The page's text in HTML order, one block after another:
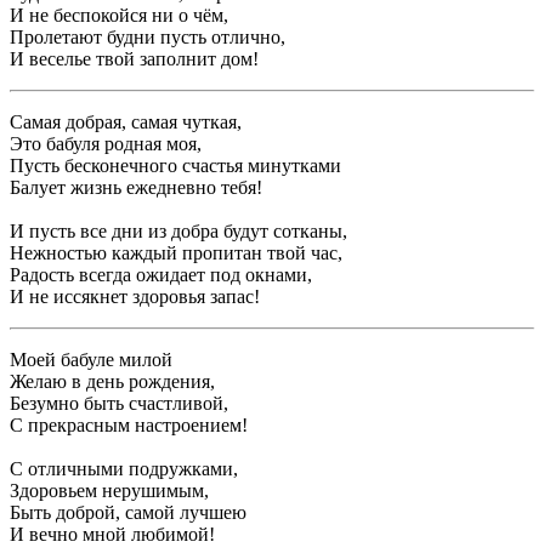
И не беспокойся ни о чём,
Пролетают будни пусть отлично,
И веселье твой заполнит дом!
Самая добрая, самая чуткая,
Это бабуля родная моя,
Пусть бесконечного счастья минутками
Балует жизнь ежедневно тебя!
И пусть все дни из добра будут сотканы,
Нежностью каждый пропитан твой час,
Радость всегда ожидает под окнами,
И не иссякнет здоровья запас!
Моей бабуле милой
Желаю в день рождения,
Безумно быть счастливой,
С прекрасным настроением!
С отличными подружками,
Здоровьем нерушимым,
Быть доброй, самой лучшею
И вечно мной любимой!